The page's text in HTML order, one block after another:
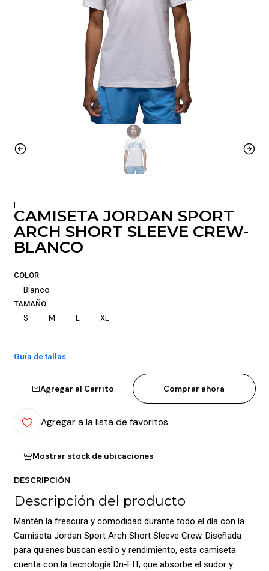
|
CAMISETA JORDAN SPORT
ARCH SHORT SLEEVE CREW-
BLANCO
COLOR
Blanco
TAMAÑO
S M L XL
Guía de tallas
Agregar al Carrito Comprar ahora
Agregar a la lista de favoritos
Mostrar stock de ubicaciones
DESCRIPCIÓN
Descripción del producto
Mantén la frescura y comodidad durante todo el día con la
Camiseta Jordan Sport Arch Short Sleeve Crew. Diseñada
para quienes buscan estilo y rendimiento, esta camiseta
cuenta con la tecnología Dri-FIT, que absorbe el sudor y